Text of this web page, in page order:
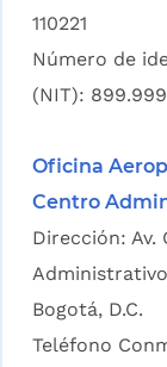
110221
Número de
(NIT):
Oficina
Centro
Dirección: Av.
Bogotá, D.C.
Teléfono